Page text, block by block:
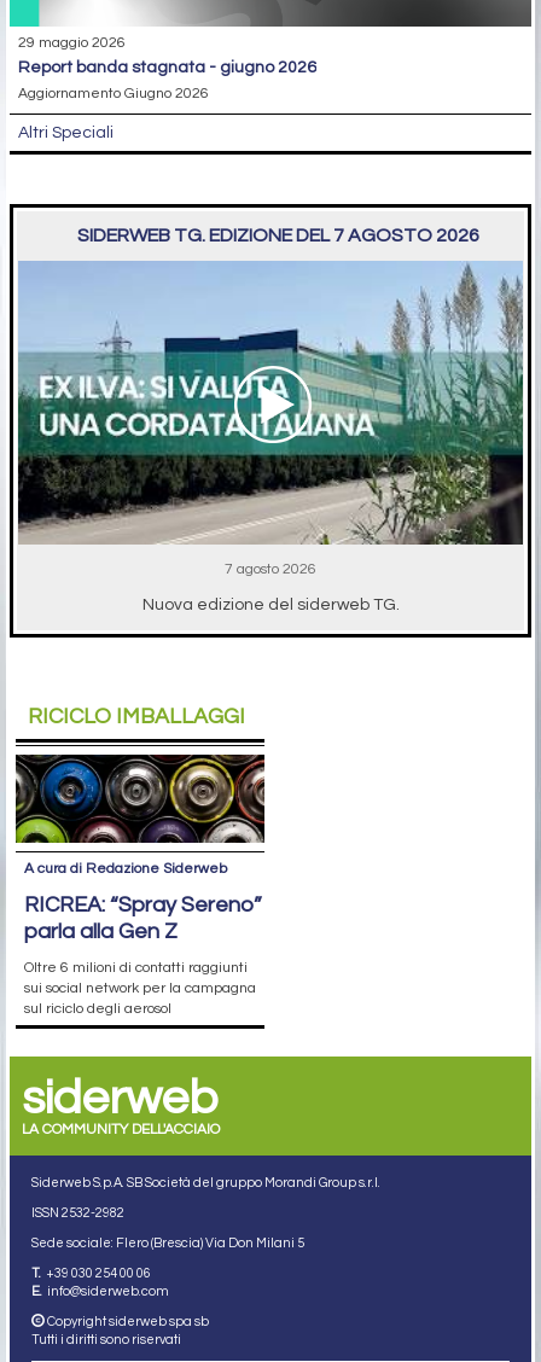
29 maggio 2026
report banda stagnata - giugno 2026
Aggiornamento Giugno 2026
Altri Speciali
SIDERWEB TG. EDIZIONE DEL 7 AGOSTO 2026
7 agosto 2026
Nuova edizione del siderweb TG.
RICICLO IMBALLAGGI
A cura di Redazione Siderweb
RICREA: “Spray Sereno”
parla alla Gen Z
Oltre 6 milioni di contatti raggiunti
sui social network per la campagna
sul riciclo degli aerosol
siderweb
LA COMMUNITY DELL'ACCIAIO
Siderweb S.p.A. SB Società del gruppo Morandi Group s.r.l.
ISSN 2532-2982
Sede sociale: Flero (Brescia) Via Don Milani 5
T. +39 030 254 00 06
E. info@siderweb.com
Copyright siderweb spa sb
Tutti i diritti sono riservati